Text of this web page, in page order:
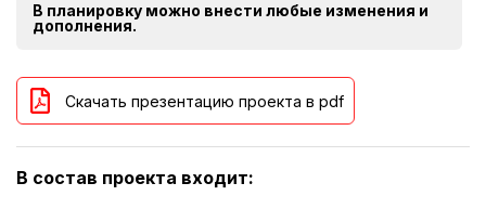
В планировку можно внести любые изменения и
дополнения.
Скачать презентацию проекта в pdf
В состав проекта входит: